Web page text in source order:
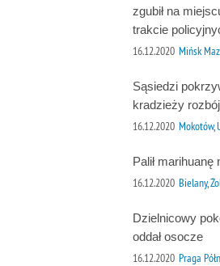
zgubił na
trakcie
16.12.2020 Mińsk
Sąsiedzi
kradzieży
16.12.2020 Mokotów,
Palił marihuanę
16.12.2020 Bielany,
Dzielnicowy
oddał osocze
16.12.2020 Praga